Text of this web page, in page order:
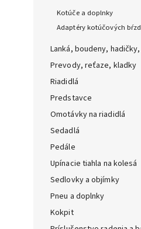
Kotúče a doplnky
Adaptéry kotúčových bŕzd
Lanká, boudeny,
Prevody, reťaze, kladky
Riadidlá
Predstavce
Omotávky na riadidlá
Sedadlá
Pedále
Upínacie tiahla na kolesá
Sedlovky a objímky
Pneu a doplnky
Kokpit